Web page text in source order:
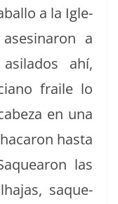
a la Igle­
a
ahí,
fraile lo
en una
has­ta
las
saque­